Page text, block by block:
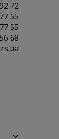
72
55
55
68